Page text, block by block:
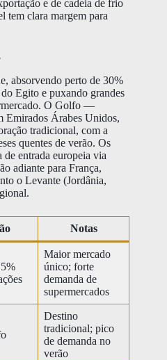
e de cadeia de frio
tem clara margem para
absorvendo perto de 30%
Egito e puxando grandes
O Golfo —
Emirados Árabes Unidos,
tradicional, com a
quentes de verão. Os
entrada europeia via
adiante para França,
o Levante (Jordânia,
Notas
Maior mercado
único; forte
demanda de
supermercados
Destino
tradicional; pico
de demanda no
verão